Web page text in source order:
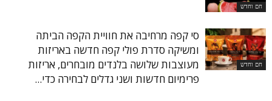
חם וחדש
חם וחדש
סי קפה מרחיבה את חוויית הקפה הביתה
ומשיקה סדרת פולי קפה חדשה באריזות
מעוצבות שלושה בלנדים מובחרים, אריזות
פרימיום חדשות ושני גדלים לבחירה כדי...